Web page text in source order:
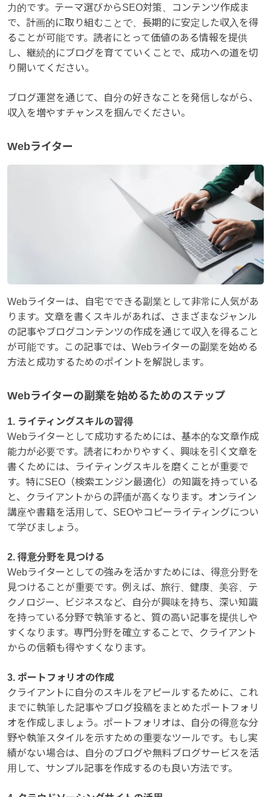
力的です。テーマ選びからSEO対策、コンテンツ作成ま
で、計画的に取り組むことで、長期的に安定した収入を得
ることが可能です。読者にとって価値のある情報を提供
し、継続的にブログを育てていくことで、成功への道を切
り開いてください。
ブログ運営を通じて、自分の好きなことを発信しながら、
収入を増やすチャンスを掴んでください。
Webライター
Webライターは、自宅でできる副業として非常に人気があ
ります。文章を書くスキルがあれば、さまざまなジャンル
の記事やブログコンテンツの作成を通じて収入を得ること
が可能です。この記事では、Webライターの副業を始める
方法と成功するためのポイントを解説します。
Webライターの副業を始めるためのステップ
1. ライティングスキルの習得
Webライターとして成功するためには、基本的な文章作成
能力が必要です。読者にわかりやすく、興味を引く文章を
書くためには、ライティングスキルを磨くことが重要で
す。特にSEO（検索エンジン最適化）の知識を持っている
と、クライアントからの評価が高くなります。オンライン
講座や書籍を活用して、SEOやコピーライティングについ
て学びましょう。
2. 得意分野を見つける
Webライターとしての強みを活かすためには、得意分野を
見つけることが重要です。例えば、旅行、健康、美容、テ
クノロジー、ビジネスなど、自分が興味を持ち、深い知識
を持っている分野で執筆すると、質の高い記事を提供しや
すくなります。専門分野を確立することで、クライアント
からの信頼も得やすくなります。
3. ポートフォリオの作成
クライアントに自分のスキルをアピールするために、これ
までに執筆した記事やブログ投稿をまとめたポートフォリ
オを作成しましょう。ポートフォリオは、自分の得意な分
野や執筆スタイルを示すための重要なツールです。もし実
績がない場合は、自分のブログや無料ブログサービスを活
用して、サンプル記事を作成するのも良い方法です。